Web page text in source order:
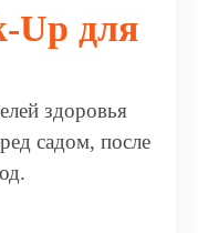
Up для
здоровья
садом, после